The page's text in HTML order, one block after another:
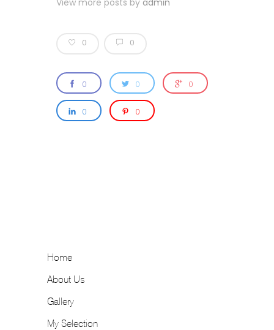
View more posts by admin
0 0
0 0 0
0 0
Home
About Us
Gallery
My Selection